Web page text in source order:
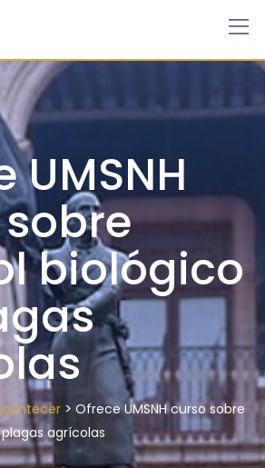
UMSNH
biológico
> Ofrece UMSNH curso sobre
agrícolas